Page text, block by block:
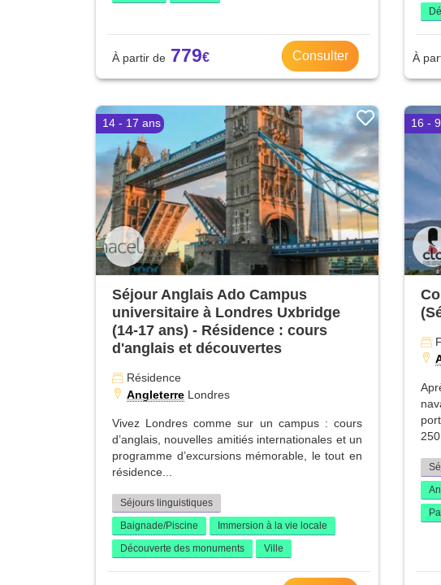
779 Consulter
14 - 17 ans
Séjour Anglais Ado Campus
universitaire à Londres Uxbridge
(14-17 ans) - Résidence : cours
d'anglais et découvertes
Résidence
Angleterre Londres
Vivez Londres comme sur un campus : cours
d’anglais, nouvelles amitiés internationales et un
programme d’excursions mémorable, le tout en
résidence...
Séjours linguistiques
Baignade/Piscine
Immersion à la vie locale
Découverte des monuments
Ville
16 -